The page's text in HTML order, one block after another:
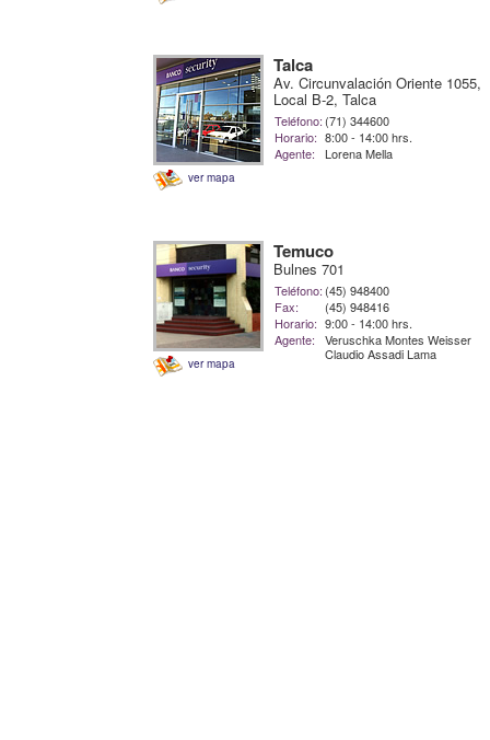
ver mapa
Talca
Av. Circunvalación Oriente 1055,
Local B-2, Talca
Teléfono: (71) 344600
Horario: 8:00 - 14:00 hrs.
Agente:
Lorena Mella
ver mapa
Temuco
Bulnes 701
Teléfono: (45) 948400
Fax:
(45) 948416
Horario: 9:00 - 14:00 hrs.
Agente:
Veruschka Montes Weisser
Claudio Assadi Lama